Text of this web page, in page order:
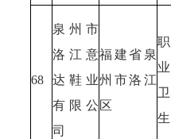
68
泉州市
洛江意
达鞋业
有限公
司
福建省泉
州市洛江
区
职
业
卫
生